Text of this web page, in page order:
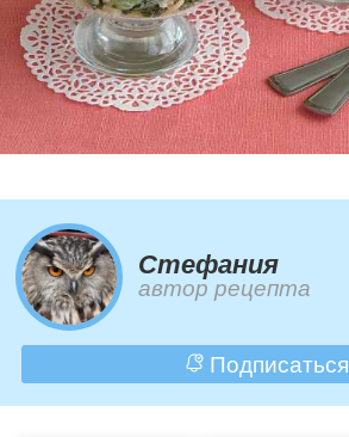
Стефания
автор рецепта
Подписаться